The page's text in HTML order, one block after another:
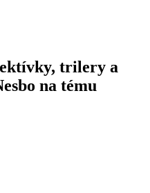
trilery a
na tému